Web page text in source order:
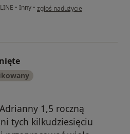
• Inny • w opinii użytkownika Mateusz A.
zgłoś nadużycie
1,5 roczną
tych kilkudziesięciu